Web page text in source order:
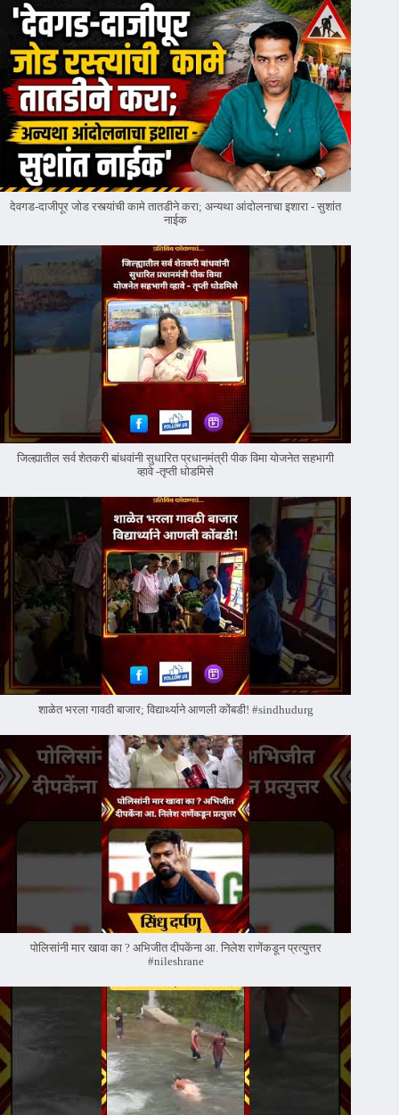
देवगड-दाजीपूर जोड रस्त्यांची कामे तातडीने करा; अन्यथा आंदोलनाचा इशारा - सुशांत
नाईक
जिल्ह्यातील सर्व शेतकरी बांधवांनी सुधारित प्रधानमंत्री पीक विमा योजनेत सहभागी
व्हावे -तृप्ती धोडमिसे
शाळेत भरला गावठी बाजार; विद्यार्थ्याने आणली कोंबडी! #sindhudurg
पोलिसांनी मार खावा का ? अभिजीत दीपकेंना आ. निलेश राणेंकडून प्रत्युत्तर
#nileshrane